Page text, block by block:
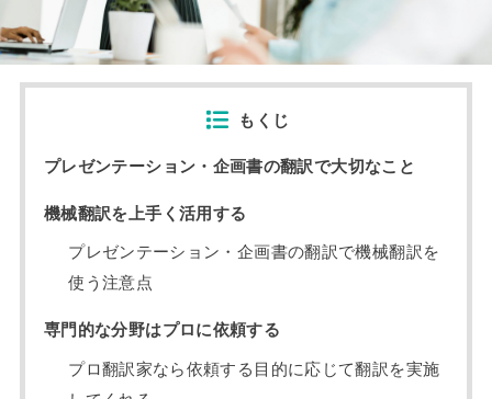
もくじ
プレゼンテーション・企画書の翻訳で大切なこと
機械翻訳を上手く活用する
プレゼンテーション・企画書の翻訳で機械翻訳を
使う注意点
専門的な分野はプロに依頼する
プロ翻訳家なら依頼する目的に応じて翻訳を実施